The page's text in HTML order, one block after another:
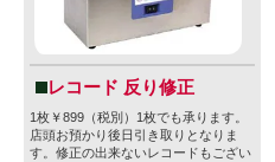
レコード 反り修正
1枚￥899（税別）1枚でも承ります。
店頭お預かり後日引き取りとなりま
す。修正の出来ないレコードもござい